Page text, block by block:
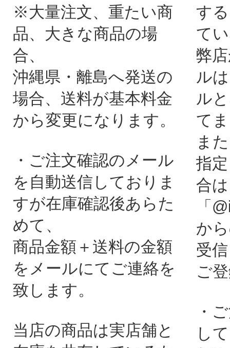
※大量注文、重たい商
品、大きな商品の場
合、
沖縄県・離島へ発送の
場合、送料が基本料金
から変更になります。
・ご注文確認のメール
を自動送信しておりま
すが在庫確認後あらた
めて、
商品金額＋送料の金額
をメールにてご連絡を
致します。
当店の商品は実店舗と
す
て
弊
ル
ル
て
ま
指
合
「
か
受
ご
・
し